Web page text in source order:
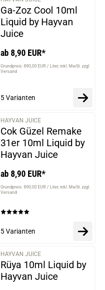
VARIANTEN
Ga-Zoz Cool 10ml
Liquid by Hayvan
Juice
ab 8,90 EUR*
Grundpreis: 890,00 EUR / Liter inkl. MwSt. zzgl.
Versand
5 Varianten
VARIANTEN
HAYVAN JUICE
Cok Güzel Remake
31er 10ml Liquid by
Hayvan Juice
ab 8,90 EUR*
Grundpreis: 890,00 EUR / Liter inkl. MwSt. zzgl.
Versand
5 Varianten
VARIANTEN
HAYVAN JUICE
Rüya 10ml Liquid by
Hayvan Juice